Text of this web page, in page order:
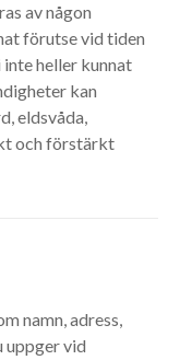
av någon
förutse vid tiden
heller kunnat
kan
eldsvåda,
och förstärkt
namn, adress,
uppger vid